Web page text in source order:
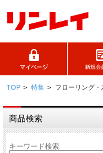
TOP > 特集 > フローリング
商品検索
キーワード検索